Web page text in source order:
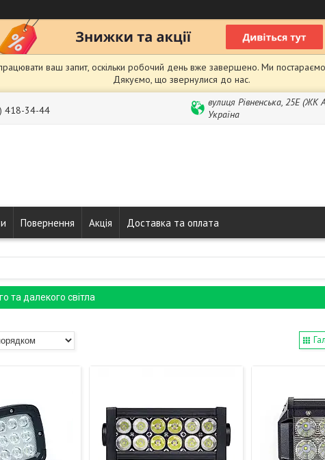
ваш запит, оскільки робочий день вже завершено. Ми
Дякуємо, що звернулися до нас.
418-34-44
вулиця Рівненська, 25Е
Україна
Повернення Акція Доставка та оплата
та далекого світла